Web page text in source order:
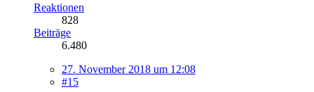
Reaktionen
828
Beiträge
6.480
27. November 2018 um 12:08
#15